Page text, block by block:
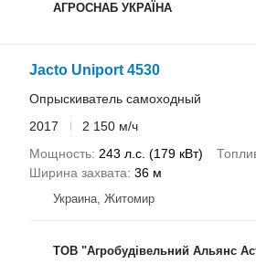
АГРОСНАБ УКРАЇНА
Jacto Uniport 4530
Опрыскиватель самоходный
2017
2 150 м/ч
Мощность 243 л.с. (179 кВт)
Ширина захвата 36 м
Украина, Житомир
ТОВ "Агробудівельний Альянс